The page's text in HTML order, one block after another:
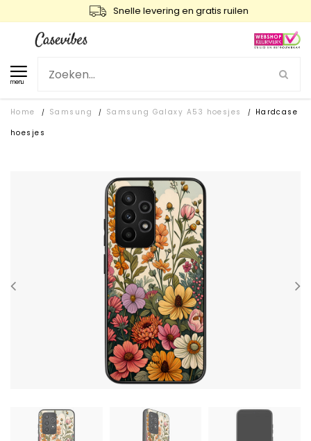
Snelle levering en gratis ruilen
menu
Home / Samsung / Samsung Galaxy A53 hoesjes /
Hardcase
hoesjes